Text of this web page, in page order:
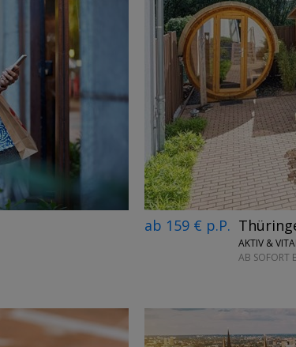
→
ab 159 € p.P.
AKTIV &
AB SOFORT